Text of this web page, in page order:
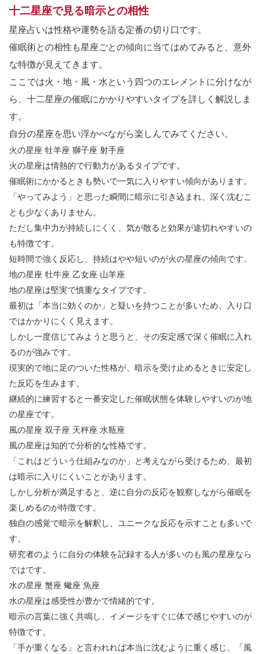
十二星座で見る暗示との相性
星座占いは性格や運勢を語る定番の切り口です。
催眠術との相性も星座ごとの傾向に当てはめてみると、意外
な特徴が見えてきます。
ここでは火・地・風・水という四つのエレメントに分けなが
ら、十二星座の催眠にかかりやすいタイプを詳しく解説しま
す。
自分の星座を思い浮かべながら楽しんでみてください。
火の星座 牡羊座 獅子座 射手座
火の星座は情熱的で行動力があるタイプです。
催眠術にかかるときも勢いで一気に入りやすい傾向があります。
「やってみよう」と思った瞬間に暗示に引き込まれ、深く沈むこ
とも少なくありません。
ただし集中力が持続しにくく、気が散ると効果が途切れやすいの
も特徴です。
短時間で強く反応し、持続はやや短いのが火の星座の傾向です。
地の星座 牡牛座 乙女座 山羊座
地の星座は堅実で慎重なタイプです。
最初は「本当に効くのか」と疑いを持つことが多いため、入り口
ではかかりにくく見えます。
しかし一度信じてみようと思うと、その安定感で深く催眠に入れ
るのが強みです。
現実的で地に足のついた性格が、暗示を受け止めるときに安定し
た反応を生みます。
継続的に練習すると一番安定した催眠状態を体験しやすいのが地
の星座です。
風の星座 双子座 天秤座 水瓶座
風の星座は知的で分析的な性格です。
「これはどういう仕組みなのか」と考えながら受けるため、最初
は暗示に入りにくいことがあります。
しかし分析が満足すると、逆に自分の反応を観察しながら催眠を
楽しめるのが特徴です。
独自の感覚で暗示を解釈し、ユニークな反応を示すことも多いで
す。
研究者のように自分の体験を記録する人が多いのも風の星座なら
ではです。
水の星座 蟹座 蠍座 魚座
水の星座は感受性が豊かで情緒的です。
暗示の言葉に強く共鳴し、イメージをすぐに体で感じやすいのが
特徴です。
「手が重くなる」と言われれば本当に沈むように重く感じ、「風